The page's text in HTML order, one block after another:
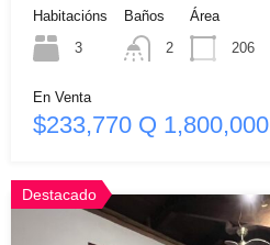
Habitacións
3
Baños
2
Área
206
En Venta
$233,770 Q 1,800,000
Destacado